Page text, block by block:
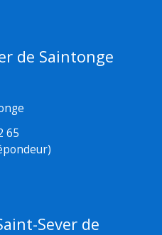
de Saintonge
65
Sever de